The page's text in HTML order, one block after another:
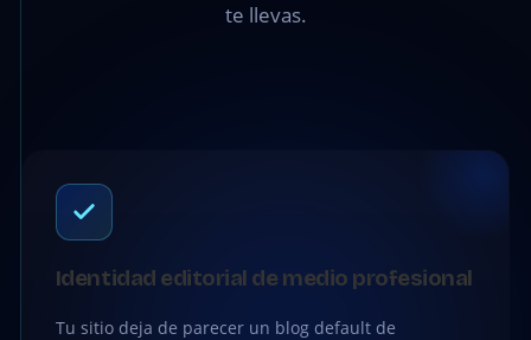
te llevas.
Identidad editorial de medio profesional
Tu sitio deja de parecer un blog default de